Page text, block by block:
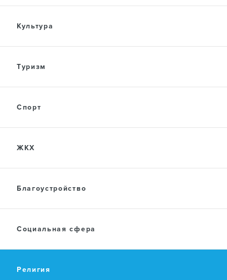
Культура
Туризм
Спорт
ЖКХ
Благоустройство
Социальная сфера
Религия